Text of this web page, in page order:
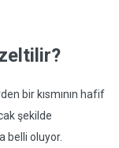
bir kısmının hafif
şekilde
belli oluyor.